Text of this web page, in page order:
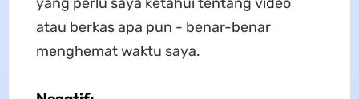
yang perlu saya ketahui tentang video
atau berkas apa pun - benar-benar
menghemat waktu saya.